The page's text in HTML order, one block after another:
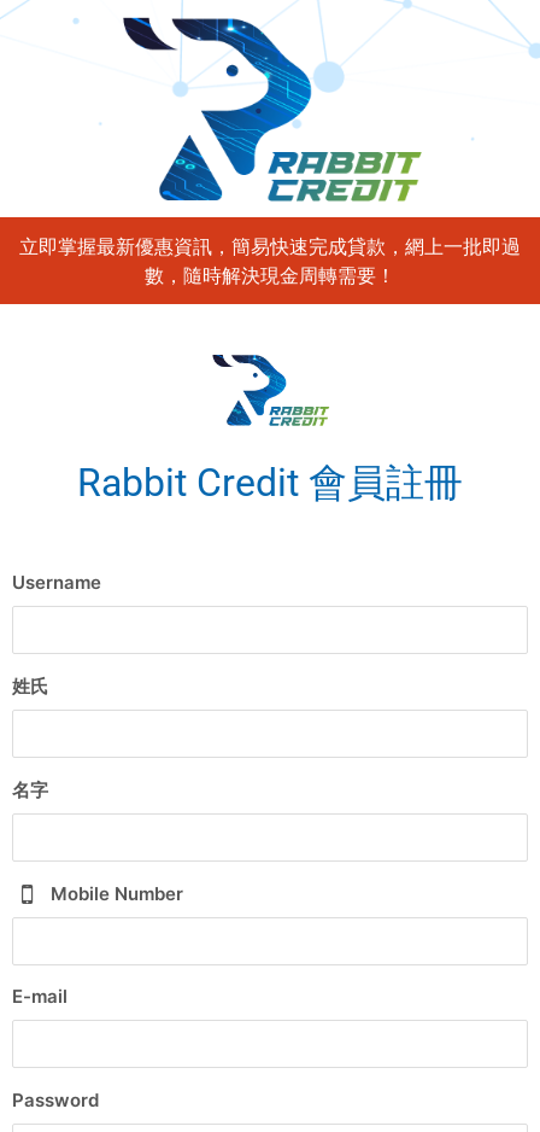
立即掌握最新優惠資訊，簡易快速完成貸款，網上一批即過
數，隨時解決現金周轉需要！
Rabbit Credit 會員註冊
Username
姓氏
名字
Mobile Number
E-mail
Password